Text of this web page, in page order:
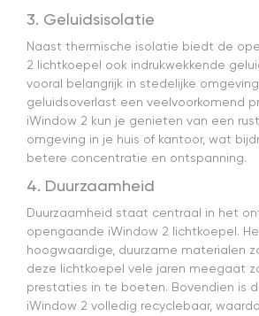
3. Geluidsisolatie
Naast thermische isolatie biedt de
2 lichtkoepel ook indrukwekkende
vooral belangrijk in stedelijke
geluidsoverlast een veelvoorkomend
iWindow 2 kun je genieten van een
omgeving in je huis of kantoor, wat
betere concentratie en ontspanning.
4. Duurzaamheid
Duurzaamheid staat centraal in het
opengaande iWindow 2 lichtkoepel.
hoogwaardige, duurzame materialen
deze lichtkoepel vele jaren meegaat
prestaties in te boeten. Bovendien is
iWindow 2 volledig recyclebaar,